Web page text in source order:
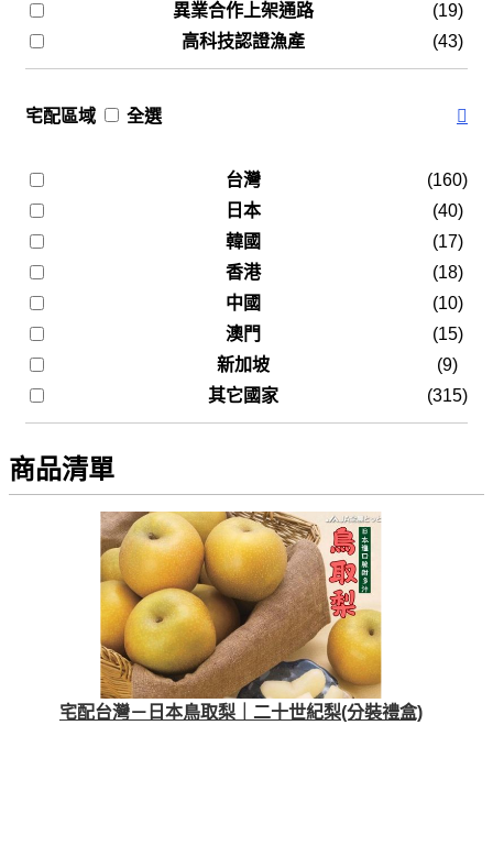
異業合作上架通路
(19)
高科技認證漁產
(43)
宅配區域 全選
台灣
(160)
日本
(40)
韓國
(17)
香港
(18)
中國
(10)
澳門
(15)
新加坡
(9)
其它國家
(315)
商品清單
宅配台灣－日本鳥取梨｜二十世紀梨(分裝禮盒)